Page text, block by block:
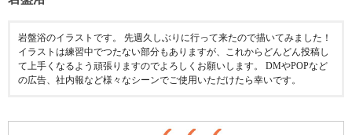
岩盤浴のイラストです。 先週久しぶりに行って来たので描いてみました！
イラストは練習中でつたない部分もありますが、これからどんどん投稿し
て上手くなるよう頑張りますのでよろしくお願いします。 DMやPOPなど
の広告、社内報など様々なシーンでご使用いただけたら幸いです。